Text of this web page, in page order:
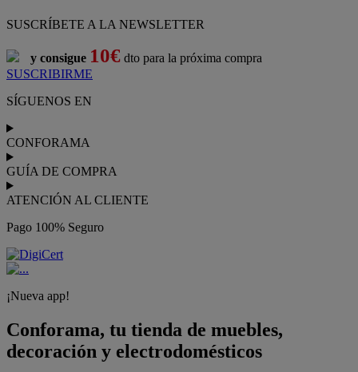
SUSCRÍBETE A LA NEWSLETTER
y consigue 10€ dto para la próxima compra
SUSCRIBIRME
SÍGUENOS EN
CONFORAMA
GUÍA DE COMPRA
ATENCIÓN AL CLIENTE
Pago 100% Seguro
¡Nueva app!
Conforama, tu tienda de muebles,
decoración y electrodomésticos